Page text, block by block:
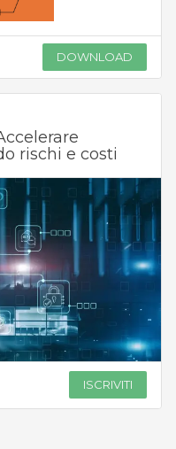
DOWNLOAD
rischi e costi
ISCRIVITI